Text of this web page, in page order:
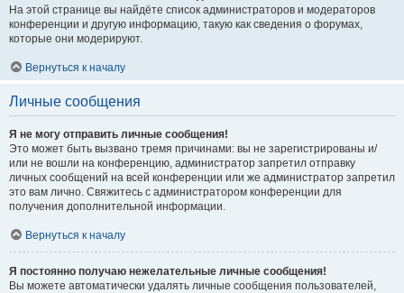
На этой странице вы найдёте список администраторов и модераторов
конференции и другую информацию, такую как сведения о форумах,
которые они модерируют.
Вернуться к началу
Личные сообщения
Я не могу отправить личные сообщения!
Это может быть вызвано тремя причинами: вы не зарегистрированы и/
или не вошли на конференцию, администратор запретил отправку
личных сообщений на всей конференции или же администратор запретил
это вам лично. Свяжитесь с администратором конференции для
получения дополнительной информации.
Вернуться к началу
Я постоянно получаю нежелательные личные сообщения!
Вы можете автоматически удалять личные сообщения пользователей,